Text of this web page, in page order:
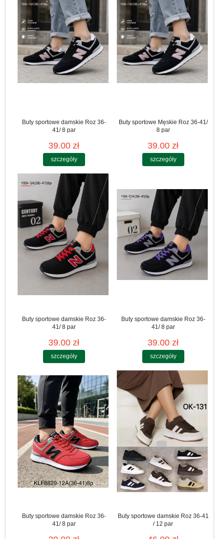
Buty sportowe damskie Roz 36-
41/ 8 par
39.00 zł
szczegóły
Buty sportowe Męskie Roz 36-41/
8 par
39.00 zł
szczegóły
Buty sportowe damskie Roz 36-
41/ 8 par
39.00 zł
szczegóły
Buty sportowe damskie Roz 36-
41/ 8 par
39.00 zł
szczegóły
Buty sportowe damskie Roz 36-
41/ 8 par
Buty sportowe damskie Roz 36-41
/ 12 par